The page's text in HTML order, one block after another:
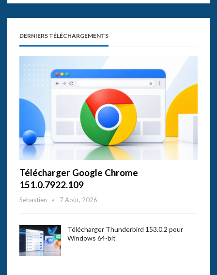
DERNIERS TÉLÉCHARGEMENTS
Télécharger Google Chrome
151.0.7922.109
Sebastien 7 Août, 2026
Télécharger Thunderbird 153.0.2 pour
Windows 64-bit